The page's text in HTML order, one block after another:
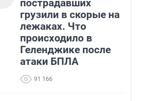
пострадавших
грузили в скорые на
лежаках. Что
происходило в
Геленджике после
атаки БПЛА
91 166